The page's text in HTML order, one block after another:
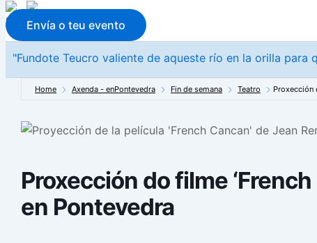
Envía o teu evento
"Fundote Teucro valiente de aqueste río en la orilla para
Home Axenda - enPontevedra Fin de semana Teatro Proxección
Proxección do filme
en Pontevedra